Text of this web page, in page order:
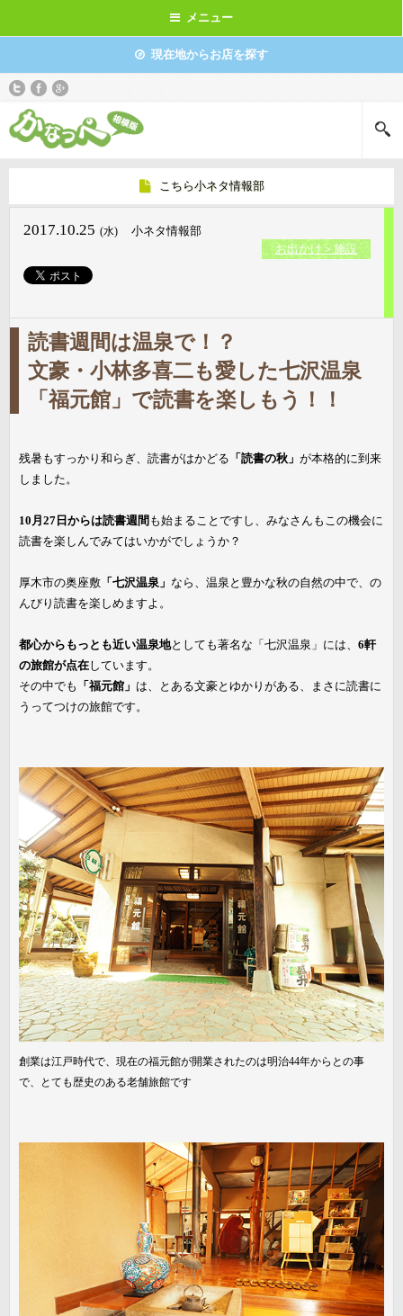
メニュー
現在地からお店を探す
こちら小ネタ情報部
2017.10.25 (水)
小ネタ情報部
お出かけ＞施設
読書週間は温泉で！？
文豪・小林多喜二も愛した七沢温泉
「福元館」で読書を楽しもう！！
残暑もすっかり和らぎ、読書がはかどる 「読書の秋」 が本格的に到来
しました。
10月27日からは読書週間 も始まることですし、みなさんもこの機会に
読書を楽しんでみてはいかがでしょうか？
厚木市の奥座敷 「七沢温泉」 なら、温泉と豊かな秋の自然の中で、の
んびり読書を楽しめますよ。
都心からもっとも近い温泉地としても著名な「七沢温泉」には、 6軒
の旅館が点在しています。
その中でも 「福元館」 は、とある文豪とゆかりがある、まさに読書に
うってつけの旅館です。
創業は江戸時代で、現在の福元館が開業されたのは明治44年からとの事
で、とても歴史のある老舗旅館です